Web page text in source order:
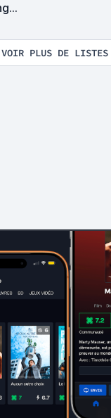
VOIR PLUS DE LISTES